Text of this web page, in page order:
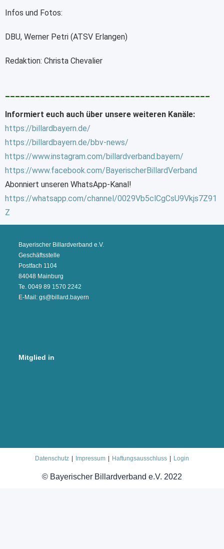
Infos und Fotos:
DBU, Werner Petri (ATSV Erlangen)
Redaktion: Christa Chevalier
_________________________________________
Informiert euch auch über unsere weiteren Kanäle:
https://billardbayern.de/
https://billardbayern.de/bbv-news/
https://www.instagram.com/billardverband.bayern/
https://www.facebook.com/BayerischerBillardVerband
Abonniert unseren WhatsApp-Kanal!
https://whatsapp.com/channel/0029Vb5clCgCsU9Vkjs7Z91
Z
Bayerischer Billardverband e.V.
Geschäftsstelle
Postfach 1104
84048 Mainburg
Te. 0049 89 1570 2242
E-Mail: gs@billard.bayern
Mitglied in
Datenschutz Impressum Haftungsausschluss Login
© Bayerischer Billardverband e.V. 2022